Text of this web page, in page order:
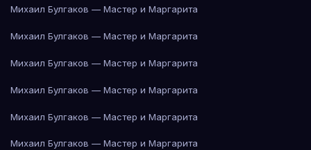
Михаил Булгаков — Мастер и Маргарита
Михаил Булгаков — Мастер и Маргарита
Михаил Булгаков — Мастер и Маргарита
Михаил Булгаков — Мастер и Маргарита
Михаил Булгаков — Мастер и Маргарита
Михаил Булгаков — Мастер и Маргарита